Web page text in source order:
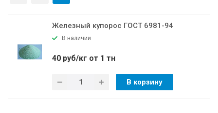
Железный купорос ГОСТ 6981-94
В наличии
40 руб/кг от 1 тн
В корзину